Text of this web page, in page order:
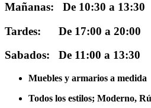
Mañanas: De 10:30 a 13:30
Tardes: De 17:00 a 20:00
Sabados: De 11:00 a 13:30
Muebles y armarios a medida
Todos los estilos; Moderno,